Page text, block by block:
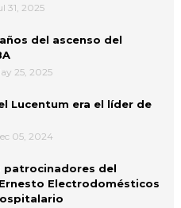
31, 2025
del ascenso del
25, 2025
Lucentum era el líder de
05, 2024
patrocinadores del
Electrodomésticos